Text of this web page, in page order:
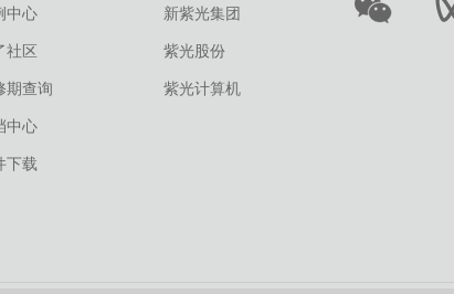
中心
社区
期查询
中心
下载
新紫光集团
紫光股份
紫光计算机